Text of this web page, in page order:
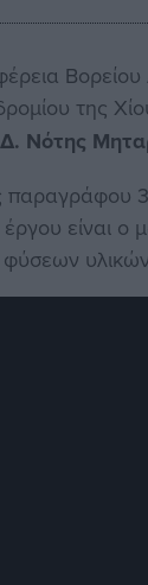
της
Νότης
είναι ο
υλικών